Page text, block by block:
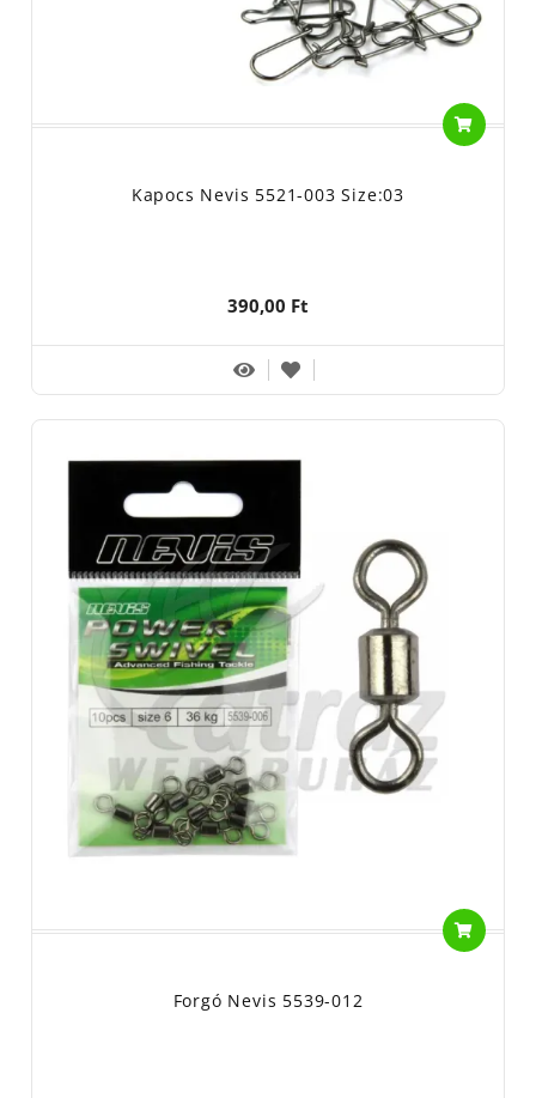
Kapocs Nevis 5521-003 Size:03
390,00 Ft
Forgó Nevis 5539-012